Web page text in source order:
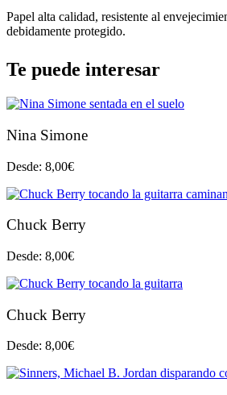
Papel alta calidad, resistente al
debidamente protegido.
Te puede interesar
Nina Simone
Desde: 8,00€
Chuck Berry
Desde: 8,00€
Chuck Berry
Desde: 8,00€